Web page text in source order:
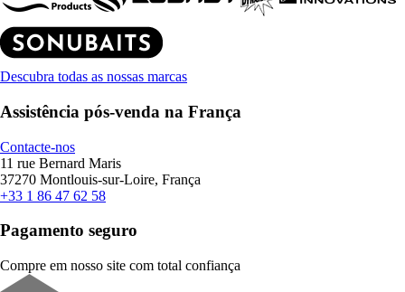
Descubra todas as nossas marcas
Assistência pós-venda na França
Contacte-nos
11 rue Bernard Maris
37270 Montlouis-sur-Loire, França
+33 1 86 47 62 58
Pagamento seguro
Compre em nosso site com total confiança